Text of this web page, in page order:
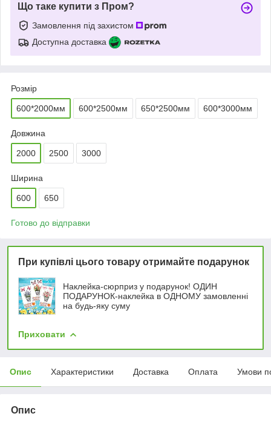
Що таке купити з Пром?
Замовлення під захистом
Доступна доставка
Розмір
600*2000мм 600*2500мм 650*2500мм 600*3000мм
Довжина
2000 2500 3000
Ширина
600 650
Готово до відправки
При купівлі цього товару отримайте подарунок
Наклейка-сюрприз у подарунок! ОДИН
ПОДАРУНОК-наклейка в ОДНОМУ замовленні
на будь-яку суму
Приховати
Опис Характеристики Доставка Оплата Умови
Опис